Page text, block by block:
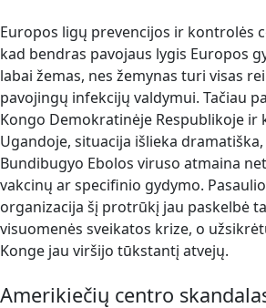
Europos ligų prevencijos ir kontrolės
kad bendras pavojaus lygis Europos
labai žemas, nes žemynas turi visas
pavojingų infekcijų valdymui. Tačiau
Kongo Demokratinėje Respublikoje ir
Ugandoje, situacija išlieka
Bundibugyo Ebolos viruso atmaina
vakcinų ar specifinio gydymo.
organizacija šį protrūkį jau paskelbė
visuomenės sveikatos krize, o
Konge jau viršijo tūkstantį atvejų.
Amerikiečių centro